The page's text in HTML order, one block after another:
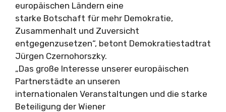
europäischen Ländern eine
starke Botschaft für mehr Demokratie,
Zusammenhalt und Zuversicht
entgegenzusetzen“, betont Demokratiestadtrat
Jürgen Czernohorszky.
„Das große Interesse unserer europäischen
Partnerstädte an unseren
internationalen Veranstaltungen und die starke
Beteiligung der Wiener